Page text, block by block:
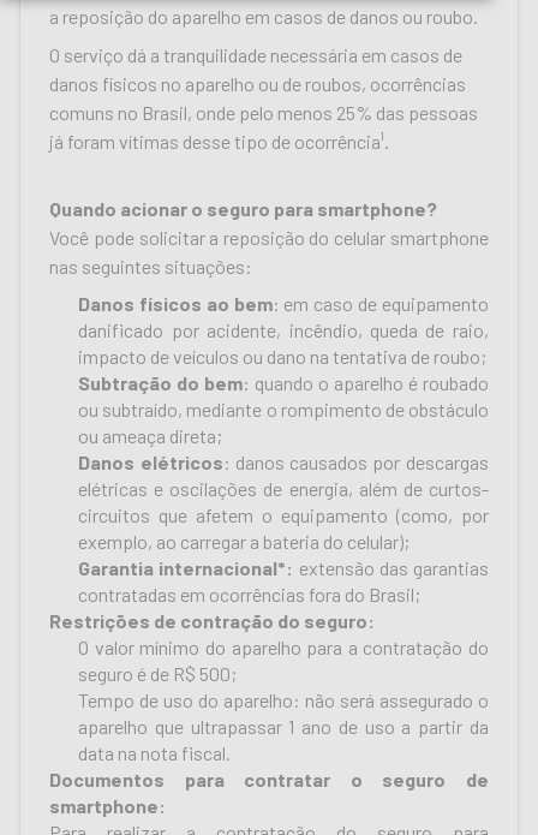
a reposição do aparelho em casos de danos ou roubo.
O serviço dá a tranquilidade necessária em casos de
danos físicos no aparelho ou de roubos, ocorrências
comuns no Brasil, onde pelo menos 25% das pessoas
já foram vítimas desse tipo de ocorrência¹.
Quando acionar o seguro para smartphone?
Você pode solicitar a reposição do celular smartphone
nas seguintes situações:
Danos físicos ao bem: em caso de equipamento
danificado por acidente, incêndio, queda de raio,
impacto de veículos ou dano na tentativa de roubo;
Subtração do bem: quando o aparelho é roubado
ou subtraído, mediante o rompimento de obstáculo
ou ameaça direta;
Danos elétricos: danos causados por descargas
elétricas e oscilações de energia, além de curtos-
circuitos que afetem o equipamento (como, por
exemplo, ao carregar a bateria do celular);
Garantia internacional*: extensão das garantias
contratadas em ocorrências fora do Brasil;
Restrições de contração do seguro:
O valor mínimo do aparelho para a contratação do
seguro é de R$ 500;
Tempo de uso do aparelho: não será assegurado o
aparelho que ultrapassar 1 ano de uso a partir da
data na nota fiscal.
Documentos para contratar o seguro de
smartphone: